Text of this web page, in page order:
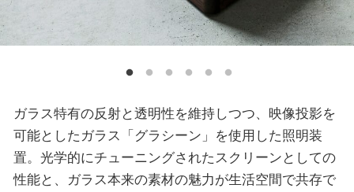
ガラス特有の反射と透明性を維持しつつ、映像投影を
可能としたガラス「グラシーン」を使用した照明装
置。光学的にチューニングされたスクリーンとしての
性能と、ガラス本来の素材の魅力が生活空間で共存で